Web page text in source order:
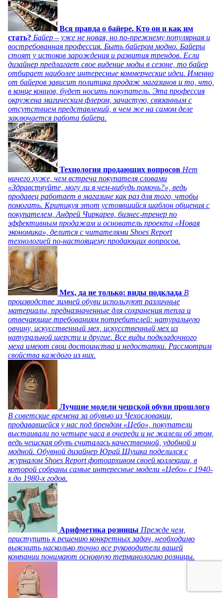
Вся правда о байере. Кто он и как им
стать? Байер – уже не новая, но по-прежнему популярная и
востребованная профессия. Быть байером модно. Байеры
стоят у истоков зарождения и развития трендов. Если
дизайнер предлагает свое видение моды в сезоне, то байер
отбирает наиболее интересные коммерческие идеи. Именно
от байеров зависит политика продаж магазинов и то, что,
в конце концов, будет носить покупатель. Эта профессия
окружена магическим флером, зачастую, связанным с
отсутствием представлений, в чем же на самом деле
заключается работа байера.
Технология продающих вопросов Нет
ничего хуже, чем встреча покупателя словами
«Здравствуйте, могу ли я чем-нибудь помочь?», ведь
продавец работает в магазине как раз для того, чтобы
помогать. Критикуя этот устоявшийся шаблон общения с
покупателем, Андрей Чиркарев, бизнес-тренер по
эффективным продажам и основатель проекта «Новая
экономика», делится с читателями Shoes Report
технологией по-настоящему продающих вопросов.
Мех, да не только: виды подклада В
производстве зимней обуви используют различные
материалы, предназначенные для сохранения тепла и
отвечающие требованиям потребителей: натуральную
овчину, искусственный мех, искусственный мех из
натуральной шерсти и другие. Все виды подкладочного
меха имеют свои достоинства и недостатки. Рассмотрим
свойства каждого из них.
Лучшие модели чешской обуви прошлого
В советские времена за обувью из Чехословакии,
продававшейся у нас под брендом «Цебо», покупатели
выстаивали по четыре часа в очереди и не жалели об этом,
ведь чешская обувь считалась качественной, удобной и
модной. Обувной дизайнер Юрай Шушка поделился с
журналом Shoes Report фотоархивом своей коллекции, в
которой собраны самые интересные модели «Цебо» с 1940-
х до 1980-х годов.
Арифметика розницы Прежде чем,
приступить к решению конкретных задач, необходимо
выяснить насколько точно все руководители вашей
компании понимают основную терминологию розницы.